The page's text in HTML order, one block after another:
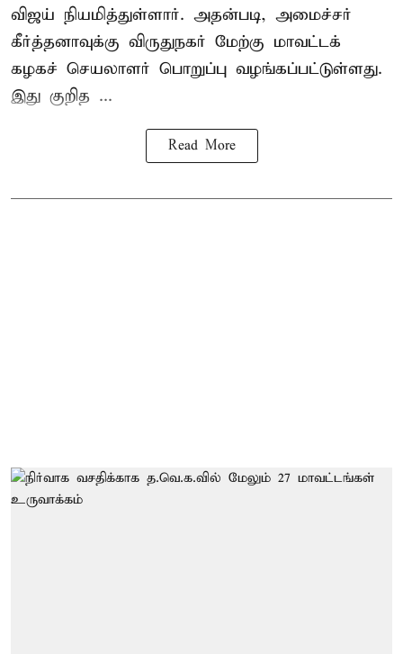
விஜய் நியமித்துள்ளார். அதன்படி, அமைச்சர்
கீர்த்தனாவுக்கு விருதுநகர் மேற்கு மாவட்டக்
கழகச் செயலாளர் பொறுப்பு வழங்கப்பட்டுள்ளது.
இது குறித ...
Read More